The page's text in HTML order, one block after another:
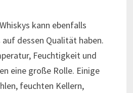
kann ebenfalls
dessen Qualität haben.
Feuchtigkeit und
eine große Rolle. Einige
feuchten Kellern,